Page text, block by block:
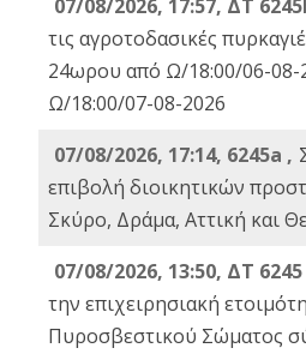
07/08/2026, 17:57, ΔΤ
τις αγροτοδασικές
24ωρου από Ω/18:00/06-08-
Ω/18:00/07-08-2026
07/08/2026, 17:14, 6245a ,
επιβολή διοικητικών
Σκύρο, Δράμα, Αττική και
07/08/2026, 13:50, ΔΤ 6245
την επιχειρησιακή
Πυροσβεστικού Σώματος